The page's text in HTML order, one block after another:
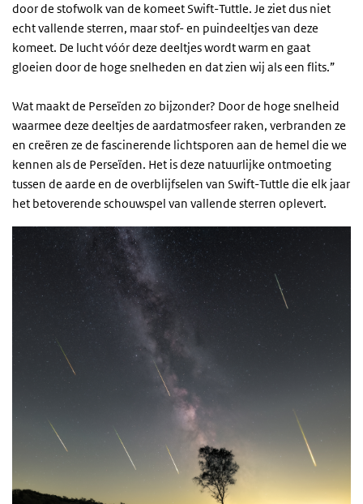
door de stofwolk van de komeet Swift-Tuttle. Je ziet dus niet
echt vallende sterren, maar stof- en puindeeltjes van deze
komeet. De lucht vóór deze deeltjes wordt warm en gaat
gloeien door de hoge snelheden en dat zien wij als een flits.”
Wat maakt de Perseïden zo bijzonder? Door de hoge snelheid
waarmee deze deeltjes de aardatmosfeer raken, verbranden ze
en creëren ze de fascinerende lichtsporen aan de hemel die we
kennen als de Perseïden. Het is deze natuurlijke ontmoeting
tussen de aarde en de overblijfselen van Swift-Tuttle die elk jaar
het betoverende schouwspel van vallende sterren oplevert.